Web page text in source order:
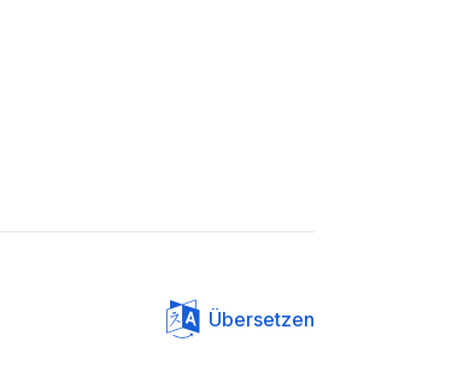
Übersetzen